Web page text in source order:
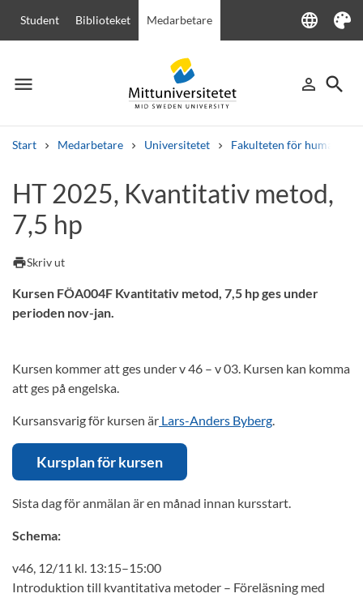
Student Biblioteket Medarbetare language
Language
Tema
menu
Meny person_outline
Logga in
search
Sök
Start Medarbetare Universitetet Fakulteten för
Andra söktjänster
Kurser och program
Lediga jobb
HT 2025, Kvantitativ metod,
7,5 hp
printSkriv ut
Kursen FÖA004F Kvantitativ metod, 7,5 hp ges under
perioden nov-jan.
Kursen kommer att ges under v 46 – v 03. Kursen kan komma
att ges på engelska.
Kursansvarig för kursen är Lars-Anders Byberg.
Kursplan för kursen
Sista dag för anmälan är en månad innan kursstart.
Schema:
v46, 12/11 kl. 13:15–15:00
Introduktion till kvantitativa metoder – Föreläsning med